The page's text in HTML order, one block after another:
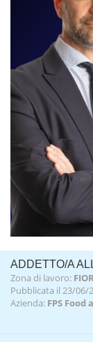
ADDETTO/A
Zona di lavoro:
Pubblicata il 23/06/
Azienda: FPS Food